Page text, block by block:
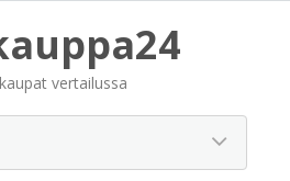
vertailussa